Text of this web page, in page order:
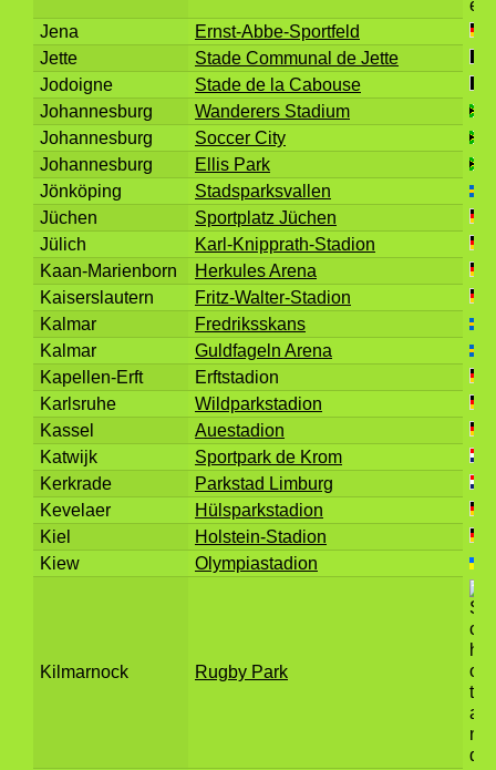
Jena
Ernst-Abbe-Sportfeld
Jette
Stade Communal de Jette
Jodoigne
Stade de la Cabouse
Johannesburg
Wanderers Stadium
Johannesburg
Soccer City
Johannesburg
Ellis Park
Jönköping
Stadsparksvallen
Jüchen
Sportplatz Jüchen
Jülich
Karl-Knipprath-Stadion
Kaan-Marienborn
Herkules Arena
Kaiserslautern
Fritz-Walter-Stadion
Kalmar
Fredriksskans
Kalmar
Guldfageln Arena
Kapellen-Erft
Erftstadion
Karlsruhe
Wildparkstadion
Kassel
Auestadion
Katwijk
Sportpark de Krom
Kerkrade
Parkstad Limburg
Kevelaer
Hülsparkstadion
Kiel
Holstein-Stadion
Kiew
Olympiastadion
Kilmarnock Rugby Park